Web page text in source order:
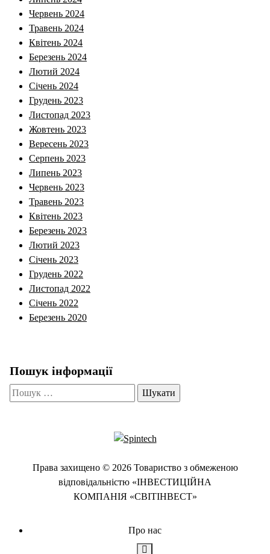
Червень 2024
Травень 2024
Квітень 2024
Березень 2024
Лютий 2024
Січень 2024
Грудень 2023
Листопад 2023
Жовтень 2023
Вересень 2023
Серпень 2023
Липень 2023
Червень 2023
Травень 2023
Квітень 2023
Березень 2023
Лютий 2023
Січень 2023
Грудень 2022
Листопад 2022
Січень 2022
Березень 2020
Пошук інформації
Пошук:
Права захищено © 2026 Товариство з обмеженою
відповідальністю «ІНВЕСТИЦІЙНА
КОМПАНІЯ «СВІТІНВЕСТ»
Про нас